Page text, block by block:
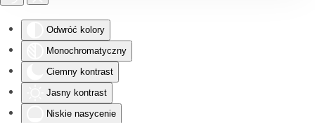
Odwróć kolory
Monochromatyczny
Ciemny kontrast
Jasny kontrast
Niskie nasycenie